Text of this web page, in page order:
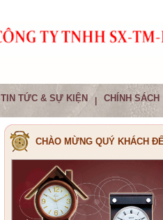
TIN TỨC & SỰ KIỆN CHÍNH SÁCH
CHÀO MỪNG QUÝ KHÁCH